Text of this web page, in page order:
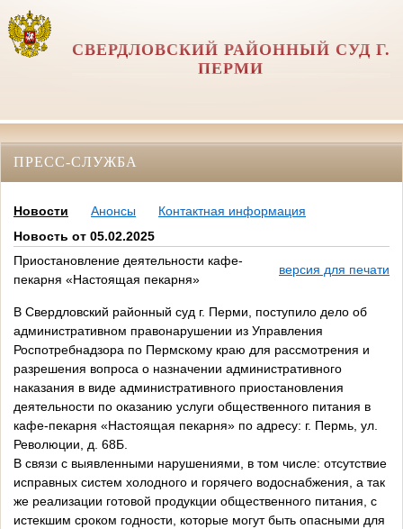
СВЕРДЛОВСКИЙ РАЙОННЫЙ СУД Г.
ПЕРМИ
ПРЕСС-СЛУЖБА
Новости Анонсы
Контактная информация
Новость от 05.02.2025
Приостановление деятельности кафе-
пекарня «Настоящая пекарня»
версия для печати
В Свердловский районный суд г. Перми, поступило дело об
административном правонарушении из Управления
Роспотребнадзора по Пермскому краю для рассмотрения и
разрешения вопроса о назначении административного
наказания в виде административного приостановления
деятельности по оказанию услуги общественного питания в
кафе-пекарня «Настоящая пекарня» по адресу: г. Пермь, ул.
Революции, д. 68Б.
В связи с выявленными нарушениями, в том числе: отсутствие
исправных систем холодного и горячего водоснабжения, а так
же реализации готовой продукции общественного питания, с
истекшим сроком годности, которые могут быть опасными для